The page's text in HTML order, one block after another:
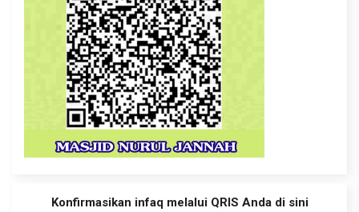
Konfirmasikan infaq melalui QRIS Anda di sini